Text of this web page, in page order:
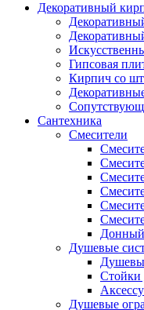
Декоративный
Гипсовая
Кирпич со
Сантехника
Смесители
Донный
Душевые
Стойки
Душевые